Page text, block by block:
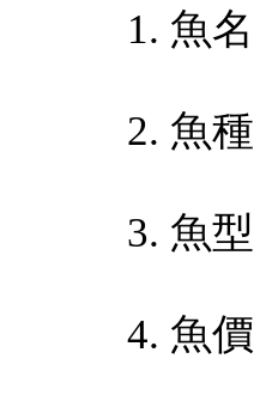
1. 魚
2. 魚
3. 魚
4. 魚